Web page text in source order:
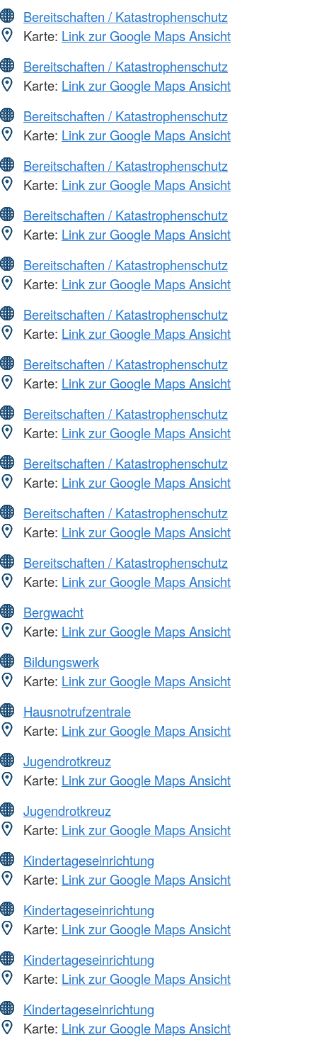
Bereitschaften / Katastrophenschutz
Karte: Link zur Google Maps Ansicht
Bereitschaften / Katastrophenschutz
Karte: Link zur Google Maps Ansicht
Bereitschaften / Katastrophenschutz
Karte: Link zur Google Maps Ansicht
Bereitschaften / Katastrophenschutz
Karte: Link zur Google Maps Ansicht
Bereitschaften / Katastrophenschutz
Karte: Link zur Google Maps Ansicht
Bereitschaften / Katastrophenschutz
Karte: Link zur Google Maps Ansicht
Bereitschaften / Katastrophenschutz
Karte: Link zur Google Maps Ansicht
Bereitschaften / Katastrophenschutz
Karte: Link zur Google Maps Ansicht
Bereitschaften / Katastrophenschutz
Karte: Link zur Google Maps Ansicht
Bereitschaften / Katastrophenschutz
Karte: Link zur Google Maps Ansicht
Bereitschaften / Katastrophenschutz
Karte: Link zur Google Maps Ansicht
Bereitschaften / Katastrophenschutz
Karte: Link zur Google Maps Ansicht
Bergwacht
Karte: Link zur Google Maps Ansicht
Bildungswerk
Karte: Link zur Google Maps Ansicht
Hausnotrufzentrale
Karte: Link zur Google Maps Ansicht
Jugendrotkreuz
Karte: Link zur Google Maps Ansicht
Jugendrotkreuz
Karte: Link zur Google Maps Ansicht
Kindertageseinrichtung
Karte: Link zur Google Maps Ansicht
Kindertageseinrichtung
Karte: Link zur Google Maps Ansicht
Kindertageseinrichtung
Karte: Link zur Google Maps Ansicht
Kindertageseinrichtung
Karte: Link zur Google Maps Ansicht